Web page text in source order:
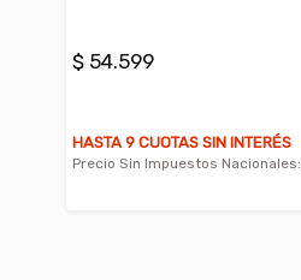
$ 54.599
HASTA 9 CUOTAS SIN INTERÉS
Precio Sin Impuestos Nacionales: